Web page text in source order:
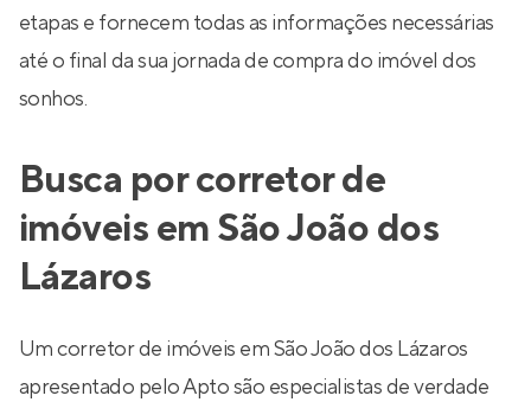
etapas e fornecem todas as informações necessárias
até o final da sua jornada de compra do imóvel dos
sonhos.
Busca por corretor de
imóveis em São João dos
Lázaros
Um corretor de imóveis em São João dos Lázaros
apresentado pelo Apto são especialistas de verdade